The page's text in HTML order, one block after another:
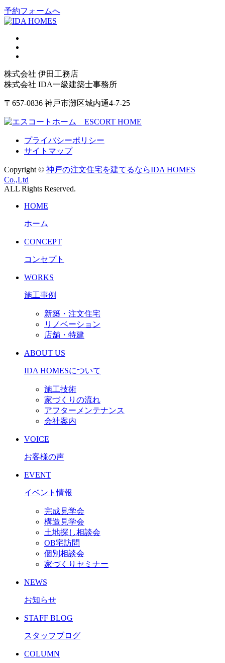
予約フォームへ
株式会社 伊田工務店
株式会社 IDA一級建築士事務所
〒657-0836 神戸市灘区城内通4-7-25
プライバシーポリシー
サイトマップ
Copyright © 神戸の注文住宅を建てるならIDA HOMES
Co.,Ltd
ALL Rights Reserved.
HOME
ホーム
CONCEPT
コンセプト
WORKS
施工事例
新築・注文住宅
リノベーション
店舗・特建
ABOUT US
IDA HOMESについて
施工技術
家づくりの流れ
アフターメンテナンス
会社案内
VOICE
お客様の声
EVENT
イベント情報
完成見学会
構造見学会
土地探し相談会
OB宅訪問
個別相談会
家づくりセミナー
NEWS
お知らせ
STAFF BLOG
スタッフブログ
COLUMN